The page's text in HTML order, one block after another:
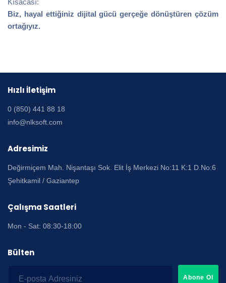
Kısacası:
Biz, hayal ettiğiniz dijital gücü gerçeğe dönüştüren çözüm
ortağıyız.
Hızlı İletişim
0 (850) 441 88 18
info@nlksoft.com
Adresimiz
Değirmiçem Mah. Nişantaşı Sok. Elit İş Merkezi No:11 K:1 D.No:6
Şehitkamil / Gaziantep
Çalışma Saatleri
Mon - Sat: 08:30-18:00
Bülten
Abone Ol